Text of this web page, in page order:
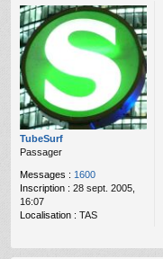
te
Bi
TubeSurf
Passager
Messages : 1600
Inscription : 28 sept. 2005,
16:07
Localisation : TAS